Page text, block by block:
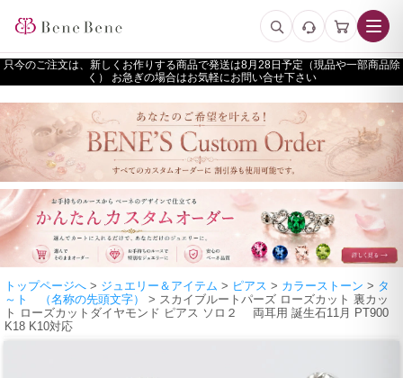
只今のご注文は、新しくお作りする商品で発送は
予定（現品や一部商品除
く） お急ぎの場合はお気軽にお問い合せ下さい
トップページへ > ジュエリー＆アイテム > ピアス > カラーストーン > タ
～ト （名称の先頭文字）
> スカイブルートパーズ ローズカット 裏カッ
ト ローズカットダイヤモンド ピアス ソロ２ 両耳用 誕生石11月 PT900
K18 K10対応